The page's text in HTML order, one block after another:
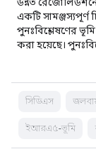
একটি সামঞ্জস্যপূর্ণ
পুনঃবিশ্লেষণের
করা হয়েছে।
সিডিএস
ইআরএ৫-ভূমি